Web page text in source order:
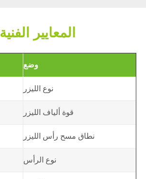
المعايير الفنية
وضع
نوع الليزر
قوة ألياف الليزر
نطاق مسح رأس الليزر
نوع الرأس